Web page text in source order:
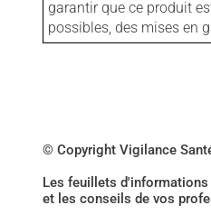
garantir que ce produit
possibles, des mises en
© Copyright Vigilance
Les feuillets d'informations
et les conseils de vos